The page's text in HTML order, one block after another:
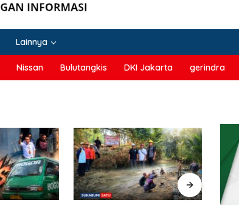
Lainnya
Nissan Bulutangkis DKI Jakarta gerindra